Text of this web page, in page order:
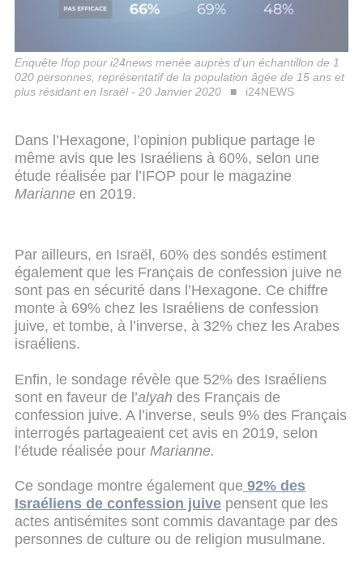
Enquête Ifop pour i24news menée auprès d’un échantillon de 1
020 personnes, représentatif de la population âgée de 15 ans et
plus résidant en Israël - 20 Janvier 2020
i24NEWS
Dans l’Hexagone, l’opinion publique partage le
même avis que les Israéliens à 60%, selon une
étude réalisée par l’IFOP pour le magazine
Marianne en 2019.
Par ailleurs, en Israël, 60% des sondés estiment
également que les Français de confession juive ne
sont pas en sécurité dans l’Hexagone. Ce chiffre
monte à 69% chez les Israéliens de confession
juive, et tombe, à l’inverse, à 32% chez les Arabes
israéliens.
Enfin, le sondage révèle que 52% des Israéliens
sont en faveur de l’alyah des Français de
confession juive. A l’inverse, seuls 9% des Français
interrogés partageaient cet avis en 2019, selon
l’étude réalisée pour Marianne.
Ce sondage montre également que 92% des
Israéliens de confession juive pensent que les
actes antisémites sont commis davantage par des
personnes de culture ou de religion musulmane.